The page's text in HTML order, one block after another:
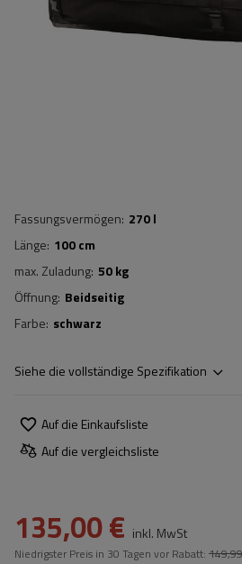
Fassungsvermögen 270 l
Länge 100 cm
max. Zuladung 50 kg
Öffnung Beidseitig
Farbe schwarz
Siehe die vollständige Spezifikation
Auf die Einkaufsliste
Auf die vergleichsliste
135,00 € inkl. MwSt
Niedrigster Preis in 30 Tagen vor Rabatt: